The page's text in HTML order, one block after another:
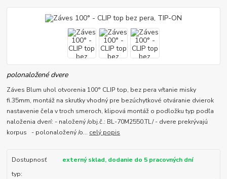
polonaložené dvere
Záves Blum uhol otvorenia 100° CLIP top, bez pera vŕtanie misky
fi.35mm, montáž na skrutky vhodný pre bezúchytkové otváranie dvierok
nastavenie čela v troch smeroch, klipová montáž o podložku typ podľa
naloženia dverí: - naložený /obj.č.: BL-70M2550.TL/ - dvere prekrývajú
korpus - polonaložený /o... celý popis
Dostupnosť
externý sklad, dodanie do 5 pracovných dní
typ: